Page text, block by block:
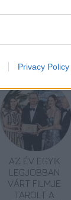
Privacy Policy
AZ ÉV EGYIK
LEGJOBBAN
VÁRT FILMJE
TAROLT A